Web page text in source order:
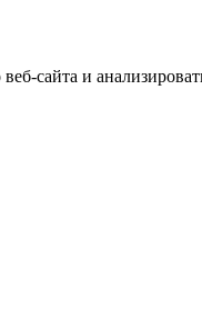
сайта и